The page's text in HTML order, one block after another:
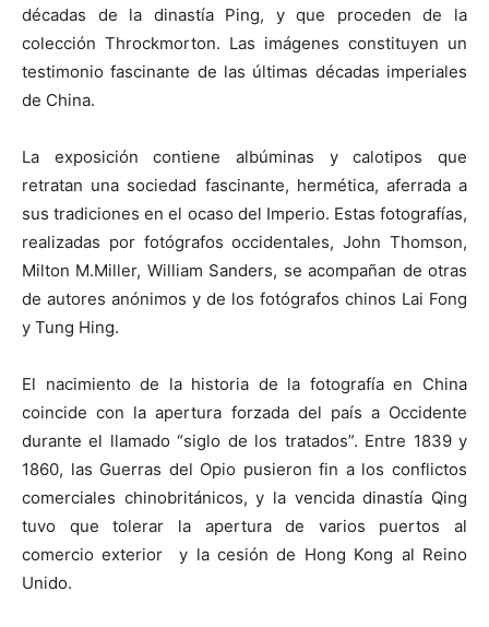
décadas de la dinastía Ping, y que proceden de la
colección Throckmorton. Las imágenes constituyen un
testimonio fascinante de las últimas décadas imperiales
de China.
La exposición contiene albúminas y calotipos que
retratan una sociedad fascinante, hermética, aferrada a
sus tradiciones en el ocaso del Imperio. Estas fotografías,
realizadas por fotógrafos occidentales, John Thomson,
Milton M.Miller, William Sanders, se acompañan de otras
de autores anónimos y de los fotógrafos chinos Lai Fong
y Tung Hing.
El nacimiento de la historia de la fotografía en China
coincide con la apertura forzada del país a Occidente
durante el llamado “siglo de los tratados”. Entre 1839 y
1860, las Guerras del Opio pusieron fin a los conflictos
comerciales chinobritánicos, y la vencida dinastía Qing
tuvo que tolerar la apertura de varios puertos al
comercio exterior y la cesión de Hong Kong al Reino
Unido.